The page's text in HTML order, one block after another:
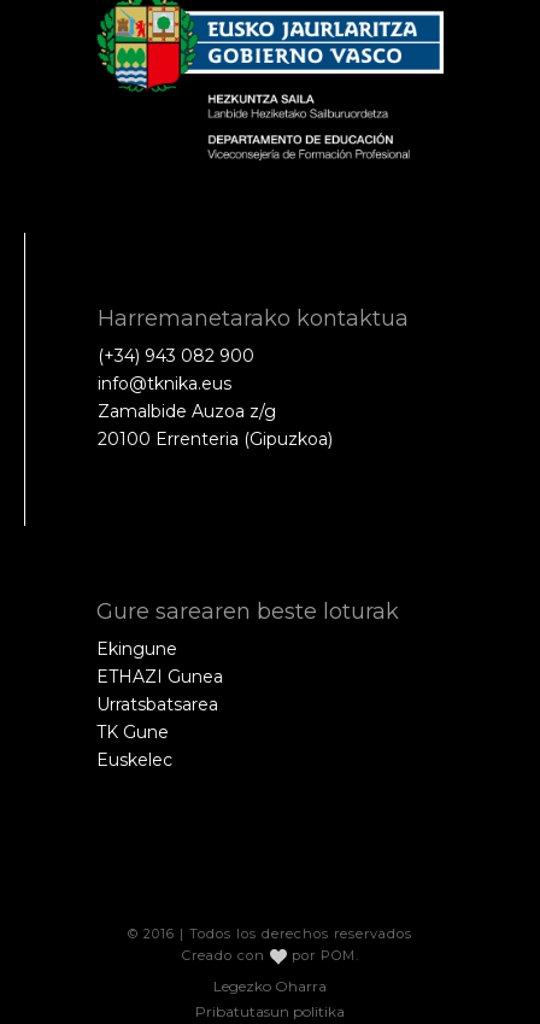
Harremanetarako kontaktua
(+34) 943 082 900
info@tknika.eus
Zamalbide Auzoa z/g
20100 Errenteria (Gipuzkoa)
Gure sarearen beste loturak
Ekingune
ETHAZI Gunea
Urratsbatsarea
TK Gune
Euskelec
© 2016 | Todos los derechos reservados
Creado con
por POM .
Legezko Oharra
Pribatutasun politika